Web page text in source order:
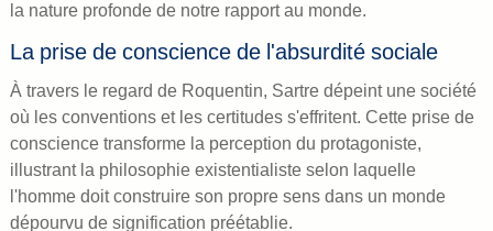
la nature profonde de notre rapport au monde.
La prise de conscience de l'absurdité sociale
À travers le regard de Roquentin, Sartre dépeint une société
où les conventions et les certitudes s'effritent. Cette prise de
conscience transforme la perception du protagoniste,
illustrant la philosophie existentialiste selon laquelle
l'homme doit construire son propre sens dans un monde
dépourvu de signification préétablie.